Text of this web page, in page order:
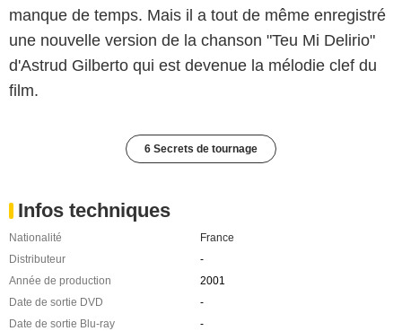
manque de temps. Mais il a tout de même enregistré
une nouvelle version de la chanson "Teu Mi Delirio"
d'Astrud Gilberto qui est devenue la mélodie clef du
film.
6 Secrets de tournage
Infos techniques
Nationalité
France
Distributeur
-
Année de production
2001
Date de sortie DVD
-
Date de sortie Blu-ray
-